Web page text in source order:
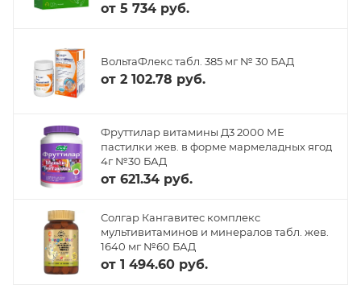
от 5 734 руб.
ВольтаФлекс табл. 385 мг № 30 БАД
от 2 102.78 руб.
Фруттилар витамины Д3 2000 МЕ
пастилки жев. в форме мармеладных ягод
4г №30 БАД
от 621.34 руб.
Солгар Кангавитес комплекс
мультивитаминов и минералов табл. жев.
1640 мг №60 БАД
от 1 494.60 руб.